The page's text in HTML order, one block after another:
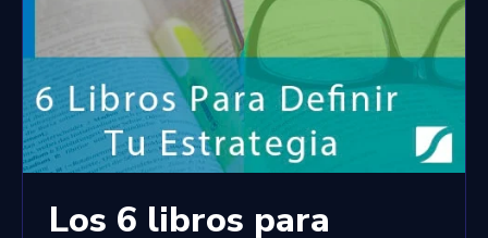
Los 6 libros para